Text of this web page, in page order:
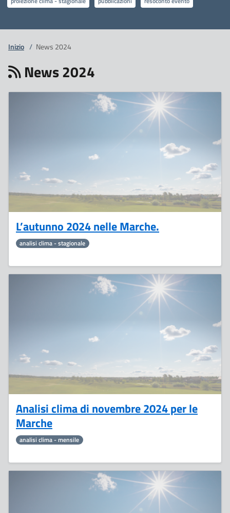
Inizio / News 2024
News 2024
L’autunno 2024 nelle Marche.
analisi clima - stagionale
Analisi clima di novembre 2024 per le
Marche
analisi clima - mensile